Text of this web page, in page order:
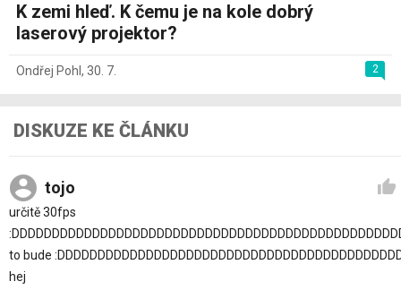
K zemi hleď. K čemu je na kole dobrý
laserový projektor?
2
Ondřej Pohl , 30. 7.
DISKUZE KE ČLÁNKU
tojo
určitě 30fps
to bude
hej